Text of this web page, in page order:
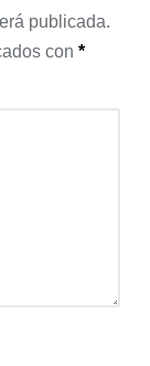
publicada.
con *